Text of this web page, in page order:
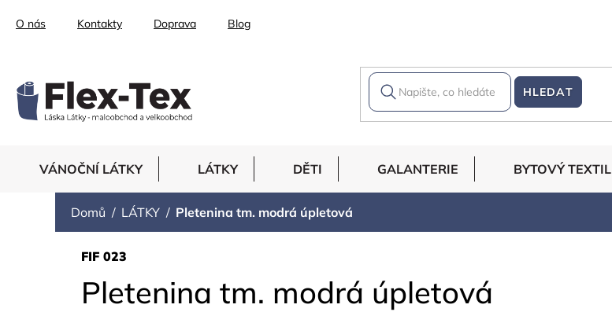
O nás Kontakty Doprava Blog
HLEDAT
VÁNOČNÍ LÁTKY LÁTKY DĚTI GALANTERIE BYTOVÝ TEXTIL
Domů LÁTKY Pletenina tm. modrá úpletová
Pletenina tm. modrá úpletová
FIF 023